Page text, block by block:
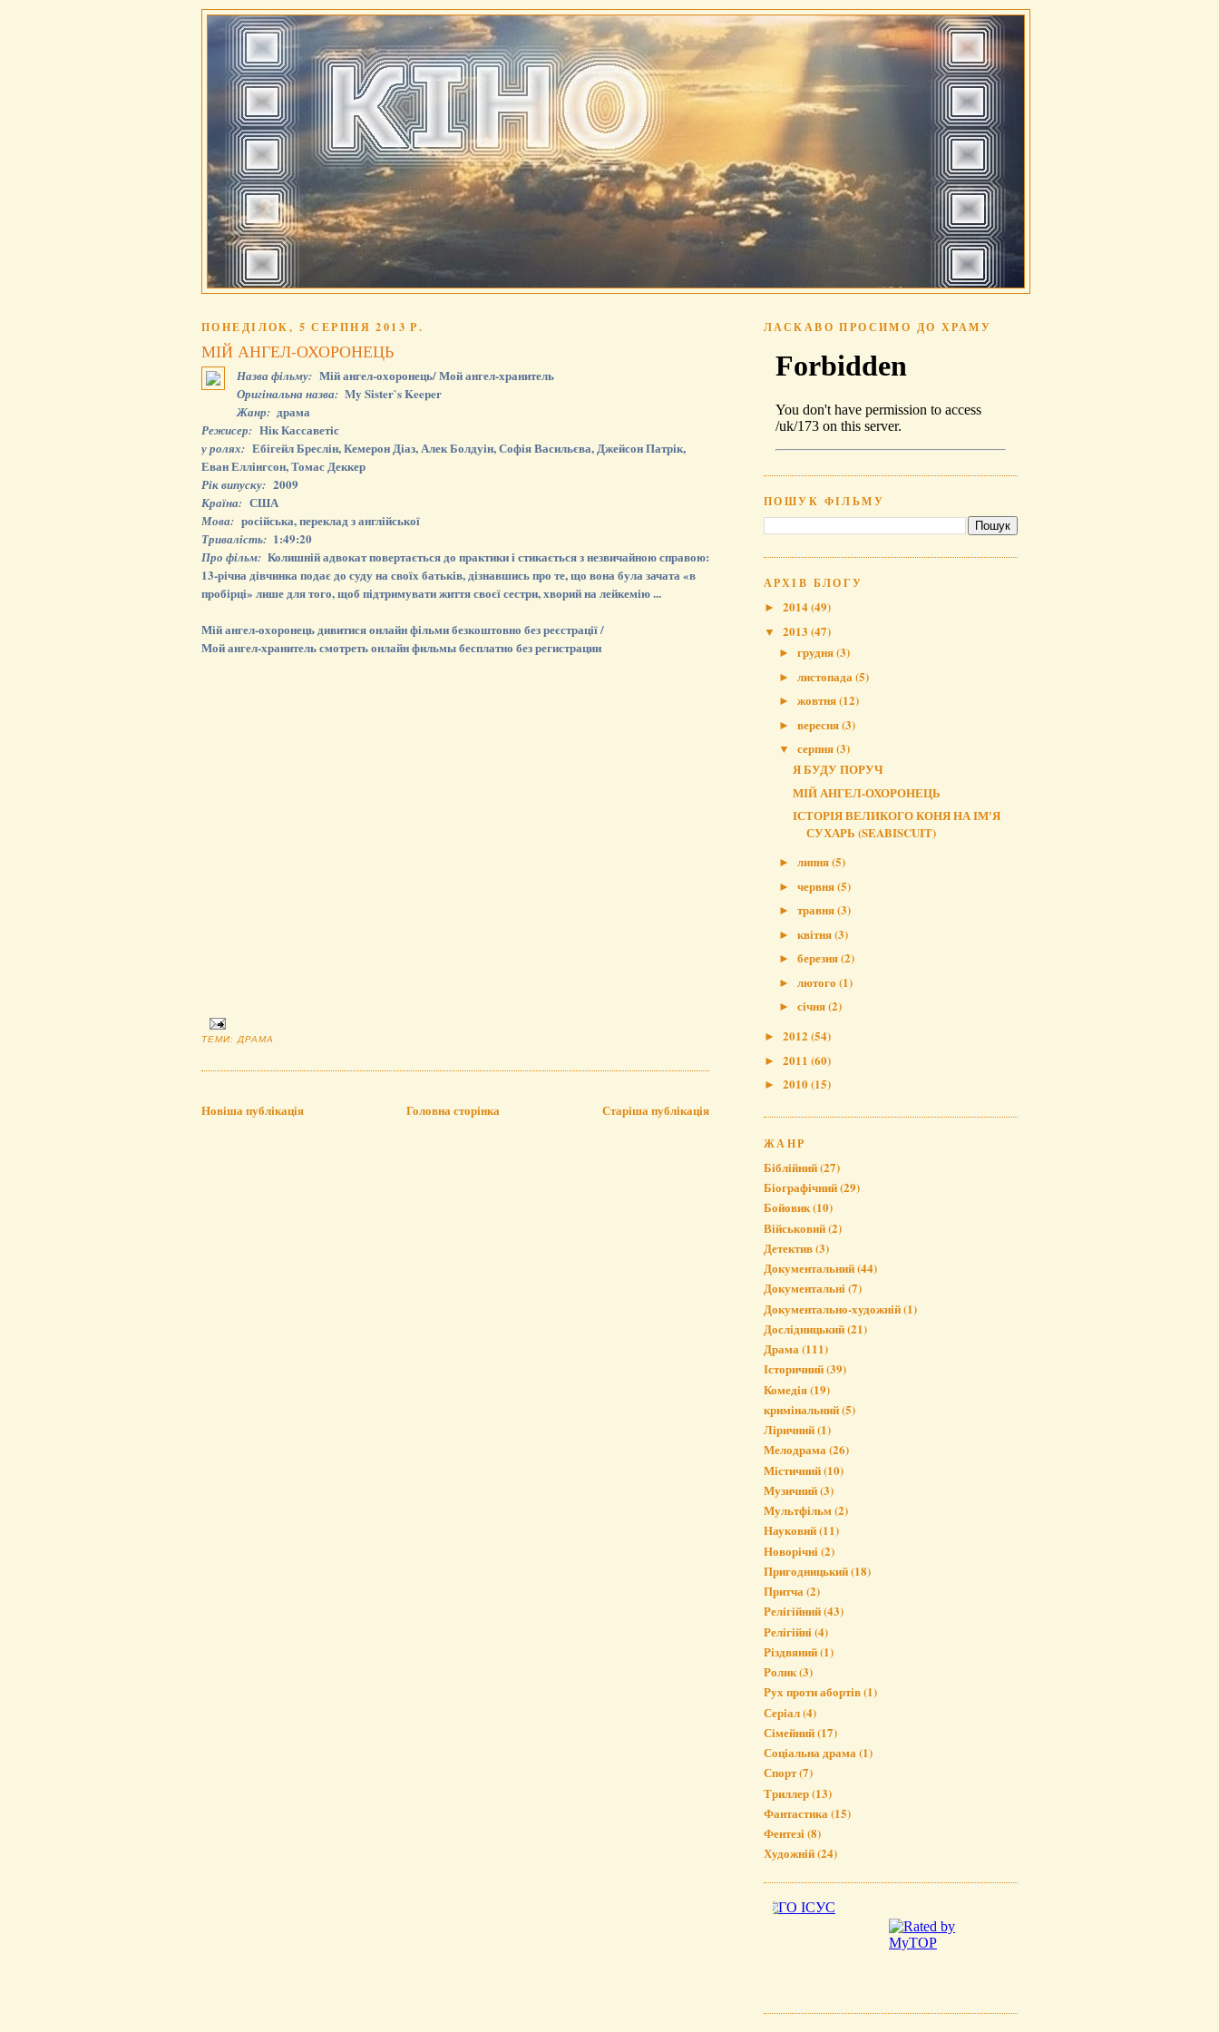
ПОНЕДІЛОК, 5 СЕРПНЯ 2013 Р.
МІЙ АНГЕЛ-ОХОРОНЕЦЬ
Назва фільму: Мій ангел-охоронець/ Мой ангел-хранитель
Оригінальна назва: My Sister`s Keeper
Жанр: драма
Режисер: Нік Кассаветіс
у ролях: Ебігейл Бреслін, Кемерон Діаз, Алек Болдуін, Софія Васильєва, Джейсон Патрік,
Еван Еллінгсон, Томас Деккер
Рік випуску: 2009
Країна: США
Мова: російська, переклад з англійської
Тривалість: 1:49:20
Про фільм: Колишній адвокат повертається до практики і стикається з незвичайною справою:
13-річна дівчинка подає до суду на своїх батьків, дізнавшись про те, що вона була зачата «в
пробірці» лише для того, щоб підтримувати життя своєї сестри, хворий на лейкемію ...
Мій ангел-охоронець дивитися онлайн фільми безкоштовно без реєстрації /
Мой ангел-хранитель смотреть онлайн фильмы бесплатно без регистрации
ТЕМИ:ДРАМА
Новіша публікація Старіша публікація
Головна сторінка
ЛАСКАВО ПРОСИМО ДО ХРАМУ
ПОШУК ФІЛЬМУ
АРХІВ БЛОГУ
► 2014(49)
▼ 2013 (47)
► грудня(3)
► листопада (5)
► жовтня(12)
► вересня(3)
▼ серпня(3)
Я БУДУ ПОРУЧ
МІЙ АНГЕЛ-ОХОРОНЕЦЬ
ІСТОРІЯ ВЕЛИКОГО КОНЯ НА ІМ'Я
СУХАРЬ (SEABISCUIT)
► липня(5)
► червня(5)
► травня(3)
► квітня(3)
► березня(2)
► лютого (1)
► січня(2)
► 2012 (54)
► 2011 (60)
► 2010(15)
ЖАНР
Біблійний(27)
Біографічний(29)
Бойовик(10)
Військовий(2)
Детектив(3)
Документальний(44)
Документальні(7)
Документально-художній(1)
Дослідницький(21)
Драма(111)
Історичний(39)
Комедія(19)
кримінальний(5)
Ліричний(1)
Мелодрама(26)
Містичний(10)
Музичний(3)
Мультфільм(2)
Науковий(11)
Новорічні (2)
Пригодницький(18)
Притча(2)
Релігійний(43)
Релігійні (4)
Різдвяний(1)
Ролик(3)
Рух проти абортів(1)
Серіал(4)
Сімейний(17)
Соціальна драма(1)
Спорт(7)
Триллер(13)
Фантастика(15)
Фентезі(8)
Художній(24)